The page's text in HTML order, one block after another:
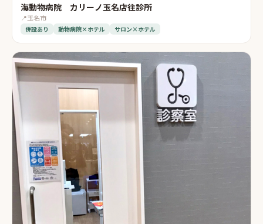
海動物病院 カリーノ玉名店往診所
📍玉名市
併設あり 動物病院×ホテル サロン×ホテル